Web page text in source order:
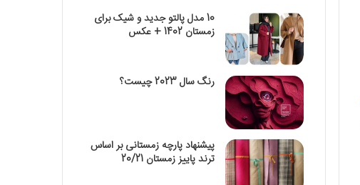
10 مدل پالتو جدید و شیک برای
زمستان 1402 + عکس
رنگ سال 2023 چیست؟
پیشنهاد پارچه زمستانی بر اساس
ترند پاییز زمستان 20/21